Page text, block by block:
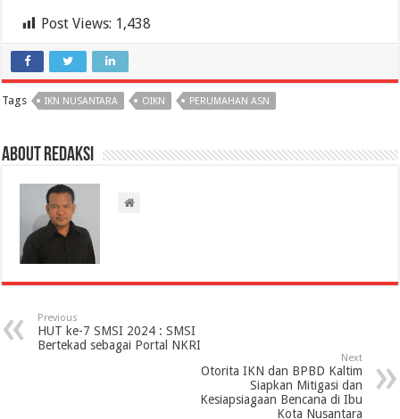
Post Views: 1,438
Tags IKN NUSANTARA OIKN PERUMAHAN ASN
About Redaksi
Previous
HUT ke-7 SMSI 2024 : SMSI
Bertekad sebagai Portal NKRI
Next
Otorita IKN dan BPBD Kaltim
Siapkan Mitigasi dan
Kesiapsiagaan Bencana di Ibu
Kota Nusantara